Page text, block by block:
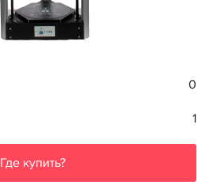
0
1
Где купить?